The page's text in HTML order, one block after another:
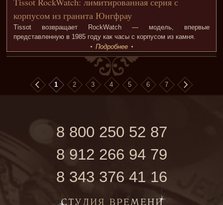
корпусом из гранита Юнгфрау
Tissot возвращает RockWatch — модель, впервые
представленную в 1985 году как часы с корпусом из камня.
Подробнее
1 2 3 4 5 6 7
8 800 250 52 87
8 912 266 94 79
8 343 376 41 16